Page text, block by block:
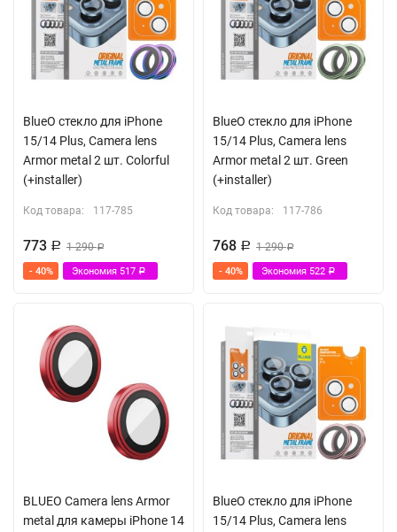
BlueO стекло для iPhone
15/14 Plus, Camera lens
Armor metal 2 шт. Colorful
(+installer)
Код товара: 117-785
773 Р 1 290Р
- 40% Экономия 517 Р
BlueO стекло для iPhone
15/14 Plus, Camera lens
Armor metal 2 шт. Green
(+installer)
Код товара: 117-786
768 Р 1 290Р
- 40% Экономия 522 Р
BLUEO Camera lens Armor
metal для камеры iPhone 14
BlueO стекло для iPhone
15/14 Plus, Camera lens